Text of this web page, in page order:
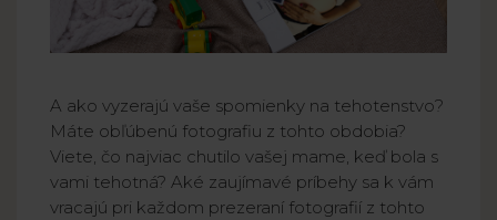
A ako vyzerajú vaše spomienky na tehotenstvo?
Máte obľúbenú fotografiu z tohto obdobia?
Viete, čo najviac chutilo vašej mame, keď bola s
vami tehotná? Aké zaujímavé príbehy sa k vám
vracajú pri každom prezeraní fotografií z tohto